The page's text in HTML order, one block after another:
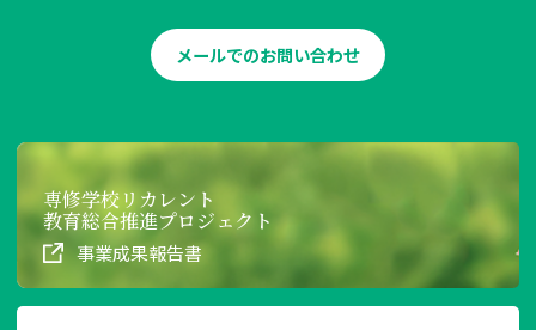
メールでのお問い合わせ
専修学校リカレント
教育総合推進プロジェクト
事業成果報告書